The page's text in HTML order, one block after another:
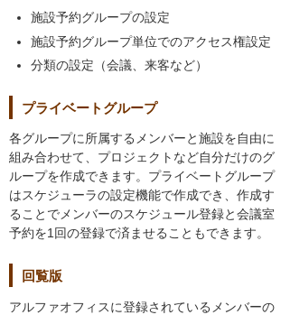
施設予約グループの設定
施設予約グループ単位でのアクセス権設定
分類の設定（会議、来客など）
プライベートグループ
各グループに所属するメンバーと施設を自由に
組み合わせて、プロジェクトなど自分だけのグ
ループを作成できます。プライベートグループ
はスケジューラの設定機能で作成でき、作成す
ることでメンバーのスケジュール登録と会議室
予約を1回の登録で済ませることもできます。
回覧版
アルファオフィスに登録されているメンバーの